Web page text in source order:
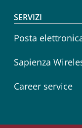
SERVIZI
Posta
Sapienza
Career service